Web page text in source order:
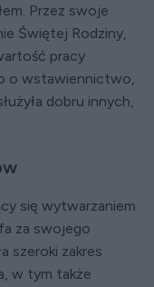
Przez swoje
Świętej Rodziny,
pracy
o wstawiennictwo,
dobru innych,
się wytwarzaniem
za swojego
szeroki zakres
w tym także